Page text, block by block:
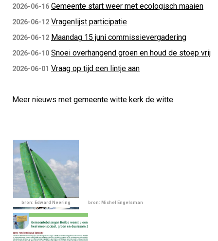
2026-06-16 Gemeente start weer met ecologisch maaien
2026-06-12 Vragenlijst participatie
2026-06-12 Maandag 15 juni commissievergadering
2026-06-10 Snoei overhangend groen en houd de stoep vrij
2026-06-01 Vraag op tijd een lintje aan
Meer nieuws met gemeente witte kerk de witte
bron: Edward Neering bron: Michel Engelsman